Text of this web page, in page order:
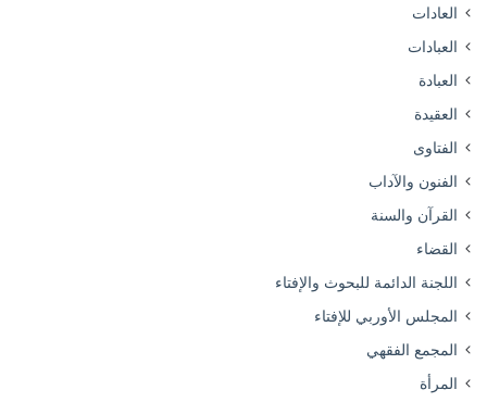
العادات
العبادات
العبادة
العقيدة
الفتاوى
الفنون والآداب
القرآن والسنة
القضاء
اللجنة الدائمة للبحوث والإفتاء
المجلس الأوربي للإفتاء
المجمع الفقهي
المرأة